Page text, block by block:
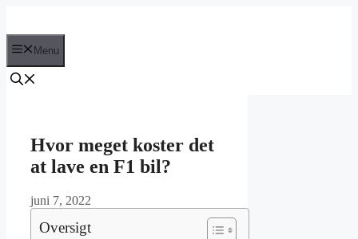
Menu
Hvor meget koster det
at lave en F1 bil?
juni 7, 2022
Oversigt